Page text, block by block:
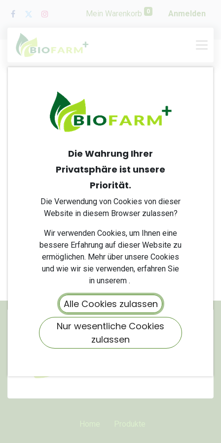
Mein Warenkorb 0 Anmelden
BioFarm Agrar
Konzentrat
14,90€
Die Wahrung Ihrer
Privatsphäre ist unsere
Priorität.
Die Verwendung von Cookies von dieser
Website in diesem Browser zulassen?
Wir verwenden Cookies, um Ihnen eine
bessere Erfahrung auf dieser Website zu
ermöglichen. Mehr über unsere Cookies
und wie wir sie verwenden, erfahren Sie
in unserem .
Alle Cookies zulassen
Nur wesentliche Cookies
zulassen